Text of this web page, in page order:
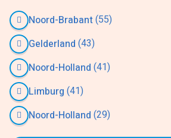
Noord-Brabant(55)
Gelderland (43)
Noord-Holland (41)
Limburg (41)
Noord-Holland (29)